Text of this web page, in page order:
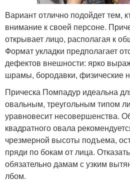
Вариант отлично подойдет тем,
внимание к своей персоне.
открывает лицо, располагая к
Формат укладки предполагает
дефектов внешности: ярко
шрамы, бородавки, физические
Прическа Помпадур идеальна
овальным, треугольным типом
уравновесит несовершенства.
квадратного овала
чрезмерной высоты подъема,
пряди по бокам от лица.
обязательно дамам с узким
лбом.